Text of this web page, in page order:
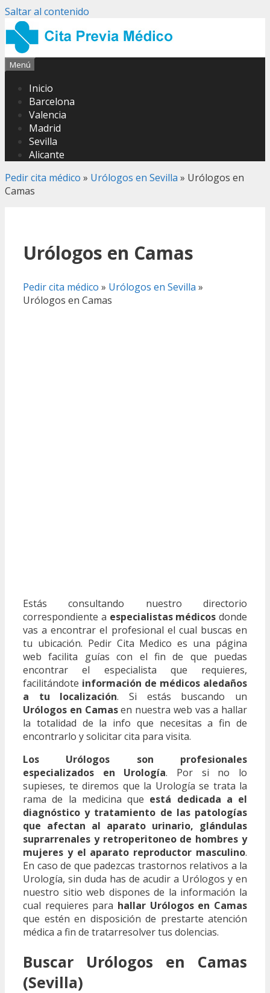
Saltar al contenido
Menú
Inicio
Barcelona
Valencia
Madrid
Sevilla
Alicante
Pedir cita médico » Urólogos en Sevilla » Urólogos en
Camas
Urólogos en Camas
Pedir cita médico » Urólogos en Sevilla »
Urólogos en Camas
Estás consultando nuestro directorio
correspondiente a especialistas médicos donde
vas a encontrar el profesional el cual buscas en
tu ubicación. Pedir Cita Medico es una página
web facilita guías con el fin de que puedas
encontrar el especialista que requieres,
facilitándote información de médicos aledaños
a tu localización. Si estás buscando un
Urólogos en Camasen nuestra web vas a hallar
la totalidad de la info que necesitas a fin de
encontrarlo y solicitar cita para visita.
Los Urólogos son profesionales
especializados en Urología. Por si no lo
supieses, te diremos que la Urología se trata la
rama de la medicina que está dedicada a el
diagnóstico y tratamiento de las patologías
que afectan al aparato urinario, glándulas
suprarrenales y retroperitoneo de hombres y
mujeres y el aparato reproductor masculino.
En caso de que padezcas trastornos relativos a la
Urología, sin duda has de acudir a Urólogos y en
nuestro sitio web dispones de la información la
cual requieres para hallar Urólogos en Camas
que estén en disposición de prestarte atención
médica a fin de tratarresolver tus dolencias.
Buscar Urólogos en Camas
(Sevilla)